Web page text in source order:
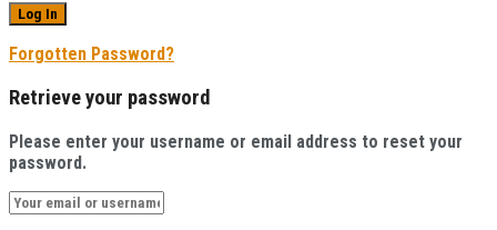
Forgotten Password?
Retrieve your password
Please enter your username or email address to reset your
password.